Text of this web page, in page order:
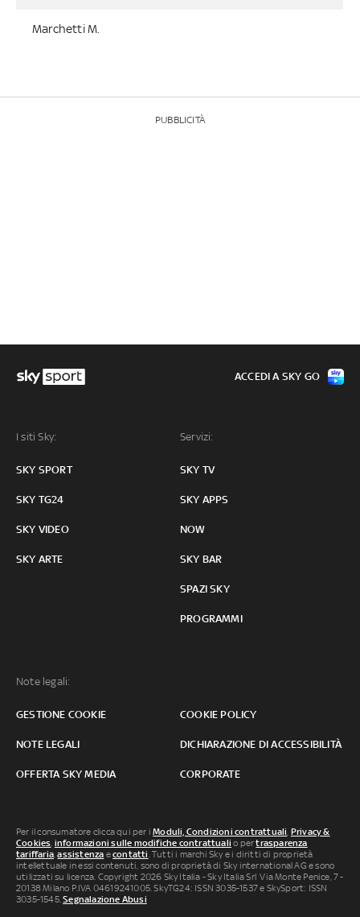
Marchetti M.
PUBBLICITÀ
I siti Sky:
SKY SPORT
SKY TG24
SKY VIDEO
SKY ARTE
Servizi:
SKY TV
SKY APPS
NOW
SKY BAR
SPAZI SKY
PROGRAMMI
Note legali:
GESTIONE COOKIE COOKIE POLICY
NOTE LEGALI DICHIARAZIONE DI ACCESSIBILITÀ
OFFERTA SKY MEDIA CORPORATE
ACCEDI A SKY GO
Per il consumatore clicca qui per iModuli, Condizioni contrattuali Privacy &
Cookies informazioni sulle modifiche contrattuali o pertrasparenza
tariffaria ,assistenza econtatti . Tutti i marchi Sky e i diritti di proprietà
intellettuale in essi contenuti, sono di proprietà di Sky international AG e sono
utilizzati su licenza. Copyright 2026 Sky Italia - Sky Italia Srl Via Monte Penice, 7 -
20138 Milano P.IVA 04619241005. SkyTG24: ISSN 3035-1537 e SkySport: ISSN
3035-1545.Segnalazione Abusi